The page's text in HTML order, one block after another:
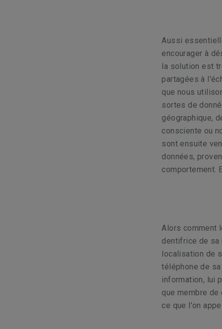
Aussi
encourager à
la solution est
partagées à
que nous
sortes de
géographique,
consciente ou
sont ensuite
données,
comportement.
Alors comment
dentifrice de sa
localisation de
téléphone de
information, lui
que membre de
ce que l'on